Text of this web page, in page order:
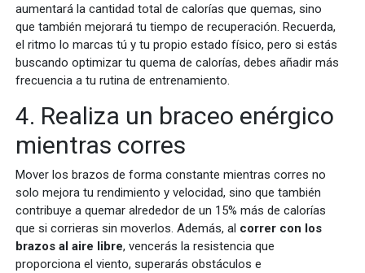
aumentará la cantidad total de calorías que quemas, sino
que también mejorará tu tiempo de recuperación. Recuerda,
el ritmo lo marcas tú y tu propio estado físico, pero si estás
buscando optimizar tu quema de calorías, debes añadir más
frecuencia a tu rutina de entrenamiento.
4. Realiza un braceo enérgico
mientras corres
Mover los brazos de forma constante mientras corres no
solo mejora tu rendimiento y velocidad, sino que también
contribuye a quemar alrededor de un 15% más de calorías
que si corrieras sin moverlos. Además, al correr con los
brazos al aire libre, vencerás la resistencia que
proporciona el viento, superarás obstáculos e